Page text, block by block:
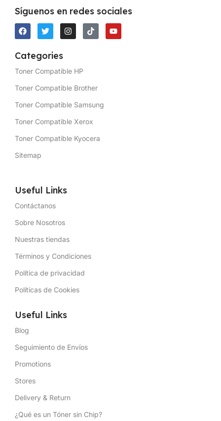
Síguenos en redes sociales
Categories
Toner Compatible HP
Toner Compatible Brother
Toner Compatible Samsung
Toner Compatible Xerox
Toner Compatible Kyocera
Sitemap
Useful Links
Contáctanos
Sobre Nosotros
Nuestras tiendas
Términos y Condiciones
Política de privacidad
Políticas de Cookies
Useful Links
Blog
Seguimiento de Envíos
Promotions
Stores
Delivery & Return
¿Qué es un Tóner sin Chip?